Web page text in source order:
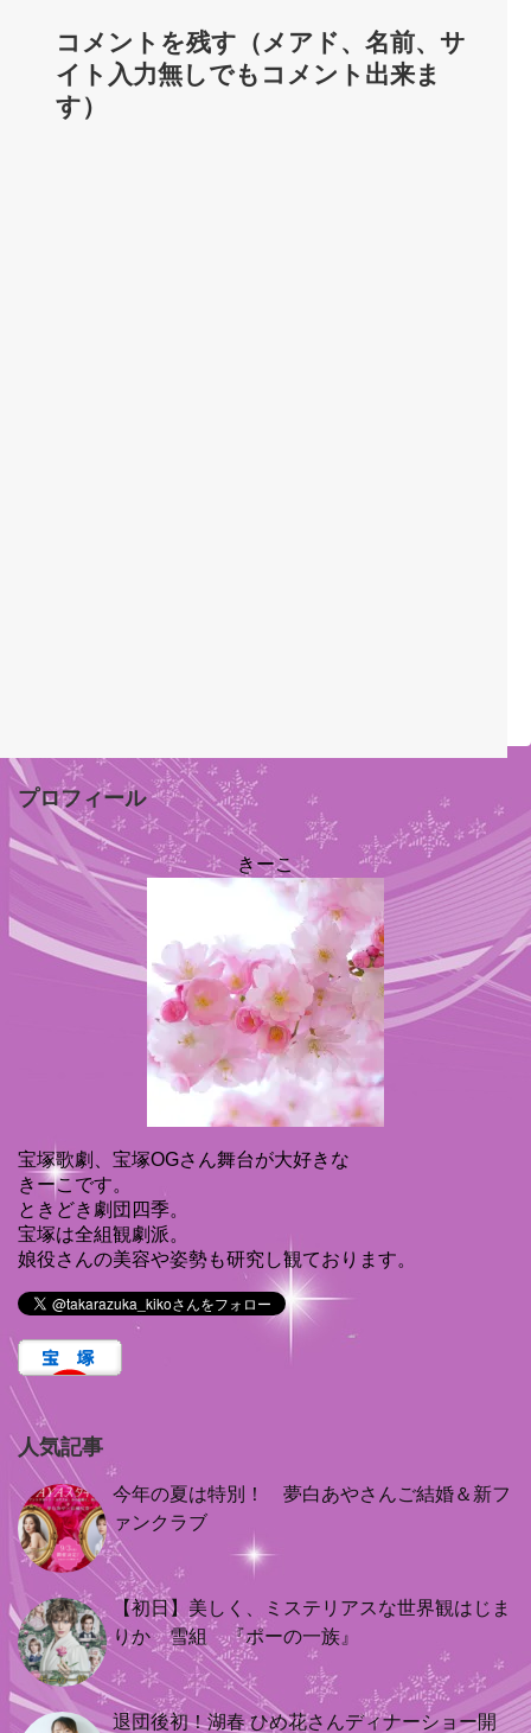
コメントを残す（メアド、名前、サ
イト入力無しでもコメント出来ま
す）
プロフィール
きーこ
宝塚歌劇、宝塚OGさん舞台が大好きな
きーこです。
ときどき劇団四季。
宝塚は全組観劇派。
娘役さんの美容や姿勢も研究し観ております。
人気記事
今年の夏は特別！ 夢白あやさんご結婚＆新フ
ァンクラブ
【初日】美しく、ミステリアスな世界観はじま
りか 雪組 『ポーの一族』
退団後初！湖春 ひめ花さんディナーショー開